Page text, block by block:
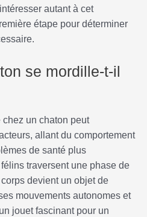
autant à cet
étape pour déterminer
se mordille-t-il
un chaton peut
allant du comportement
de santé plus
traversent une phase de
devient un objet de
mouvements autonomes et
jouet fascinant pour un